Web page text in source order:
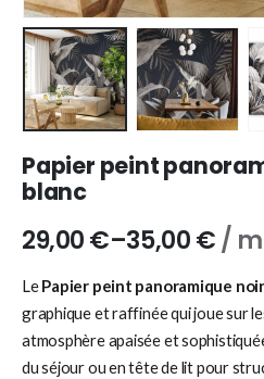
Papier peint
blanc
29,00€–35,00€/
LePapier peint panoramique
graphique et raffinée qui joue sur
atmosphère apaisée et
du séjour ou en tête de lit pour